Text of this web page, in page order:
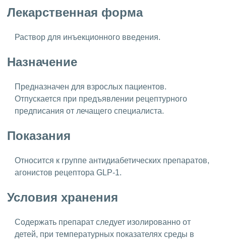
Лекарственная форма
Раствор для инъекционного введения.
Назначение
Предназначен для взрослых пациентов.
Отпускается при предъявлении рецептурного
предписания от лечащего специалиста.
Показания
Относится к группе антидиабетических препаратов,
агонистов рецептора GLP-1.
Условия хранения
Содержать препарат следует изолированно от
детей, при температурных показателях среды в